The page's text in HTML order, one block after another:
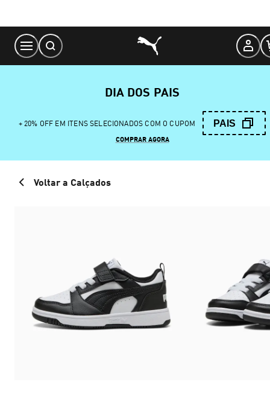
Content
DIA DOS PAIS
+ 20% OFF EM ITENS SELECIONADOS COM O CUPOM PAIS
COMPRAR AGORA
Voltar a Calçados